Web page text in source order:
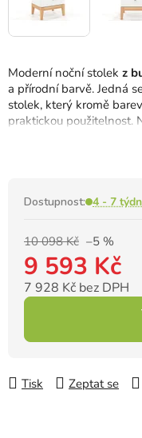
Moderní noční stolek z
a přírodní barvě. Jedná
stolek, který kromě
praktickou použitelnost.
Dostupnost: 4 - 7
10 098 Kč –5 %
9 593 Kč
7 928 Kč bez DPH
Tisk Zeptat se